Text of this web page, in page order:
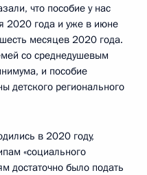
что пособие у нас
2020 года и уже в июне
месяцев 2020 года.
со среднедушевым
и пособие
детского регионального
в 2020 году,
«социального
достаточно было подать